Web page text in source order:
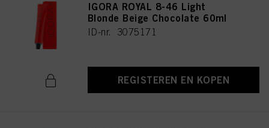
IGORA ROYAL 8-46 Light
Blonde Beige Chocolate 60ml
ID-nr. 3075171
REGISTEREN EN KOPEN